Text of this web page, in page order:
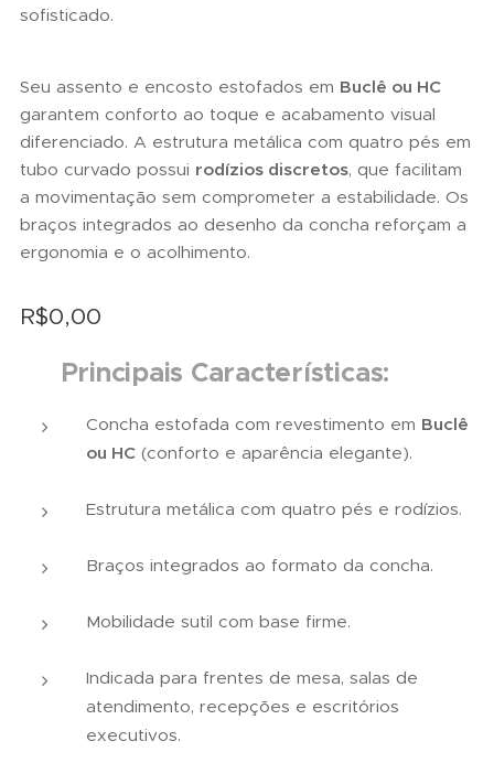
sofisticado.
Seu assento e encosto estofados em Buclê ou HC
garantem conforto ao toque e acabamento visual
diferenciado. A estrutura metálica com quatro pés em
tubo curvado possui rodízios discretos, que facilitam
a movimentação sem comprometer a estabilidade. Os
braços integrados ao desenho da concha reforçam a
ergonomia e o acolhimento.
R$0,00
Principais Características:
Concha estofada com revestimento em Buclê
ou HC (conforto e aparência elegante).
Estrutura metálica com quatro pés e rodízios.
Braços integrados ao formato da concha.
Mobilidade sutil com base firme.
Indicada para frentes de mesa, salas de
atendimento, recepções e escritórios
executivos.